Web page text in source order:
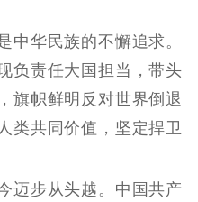
华民族的不懈追求。
负责任大国担当，带头
旗帜鲜明反对世界倒退
类共同价值，坚定捍卫
步从头越。中国共产